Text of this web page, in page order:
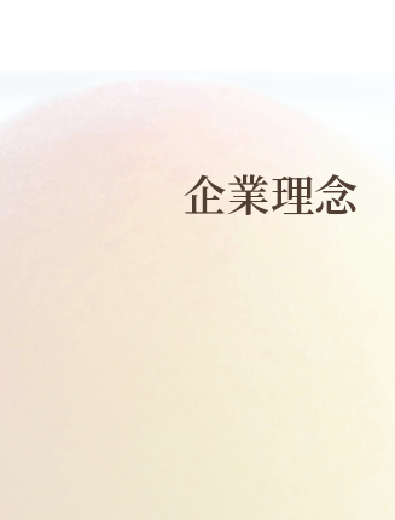
企業理念